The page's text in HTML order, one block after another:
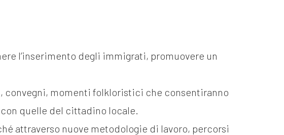
l’inserimento degli immigrati, promuovere un
convegni, momenti folkloristici che consentiranno
quelle del cittadino locale.
attraverso nuove metodologie di lavoro, percorsi